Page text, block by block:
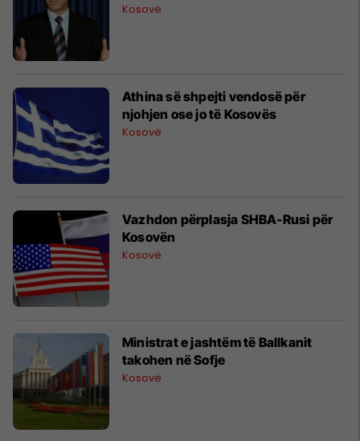
Kosovë
Athina së shpejti vendosë për
njohjen ose jo të Kosovës
Kosovë
Vazhdon përplasja SHBA-Rusi për
Kosovën
Kosovë
Ministrat e jashtëm të Ballkanit
takohen në Sofje
Kosovë